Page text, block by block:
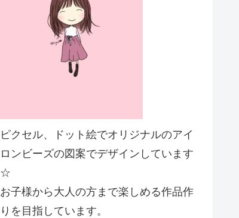
ピクセル、ドット絵でオリジナルのアイ
ロンビーズの図案でデザインしています
☆
お子様から大人の方まで楽しめる作品作
りを目指しています。